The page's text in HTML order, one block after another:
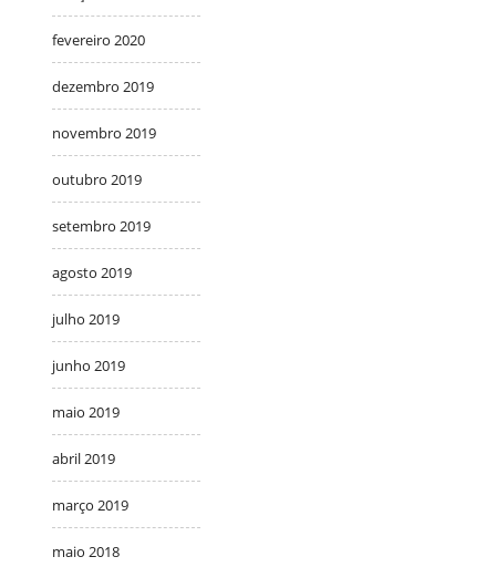
fevereiro 2020
dezembro 2019
novembro 2019
outubro 2019
setembro 2019
agosto 2019
julho 2019
junho 2019
maio 2019
abril 2019
março 2019
maio 2018